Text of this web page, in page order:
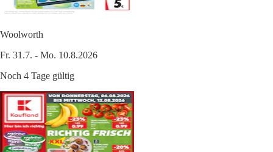
Woolworth
Fr. 31.7. - Mo. 10.8.2026
Noch 4 Tage gültig